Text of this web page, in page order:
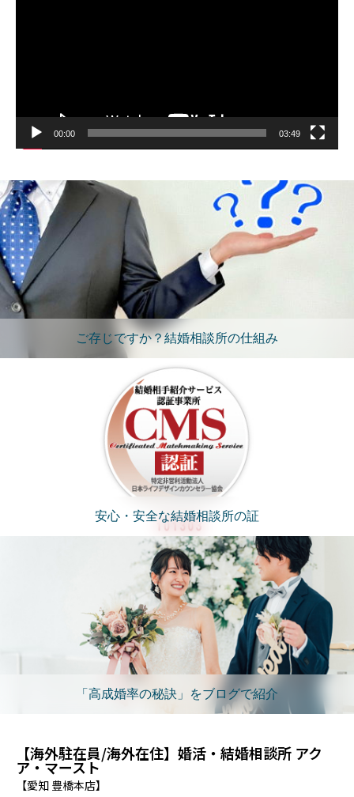
00:00 03:49
ご存じですか？結婚相談所の仕組み
安心・安全な結婚相談所の証
「高成婚率の秘訣」をブログで紹介
【海外駐在員/海外在住】婚活・結婚相談所 アク
ア・マースト
【愛知 豊橋本店】